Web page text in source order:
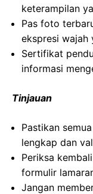
keterampilan
Pas foto
ekspresi wajah
Sertifikat
informasi
Tinjauan
Pastikan
lengkap dan
Periksa
formulir
Jangan